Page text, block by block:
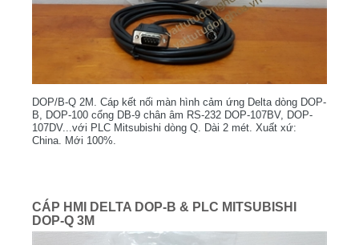
DOP/B-Q 2M. Cáp kết nối màn hình cảm ứng Delta dòng DOP-
B, DOP-100 cổng DB-9 chân âm RS-232 DOP-107BV, DOP-
107DV...với PLC Mitsubishi dòng Q. Dài 2 mét. Xuất xứ:
China. Mới 100%.
CÁP HMI DELTA DOP-B & PLC MITSUBISHI
DOP-Q 3M